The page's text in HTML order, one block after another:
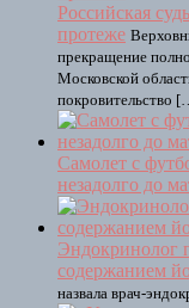
Российская
протеже
прекращение
Московской
покровительство
Самолет с
незадолго до
Эндокринолог
содержанием
назвала врач-